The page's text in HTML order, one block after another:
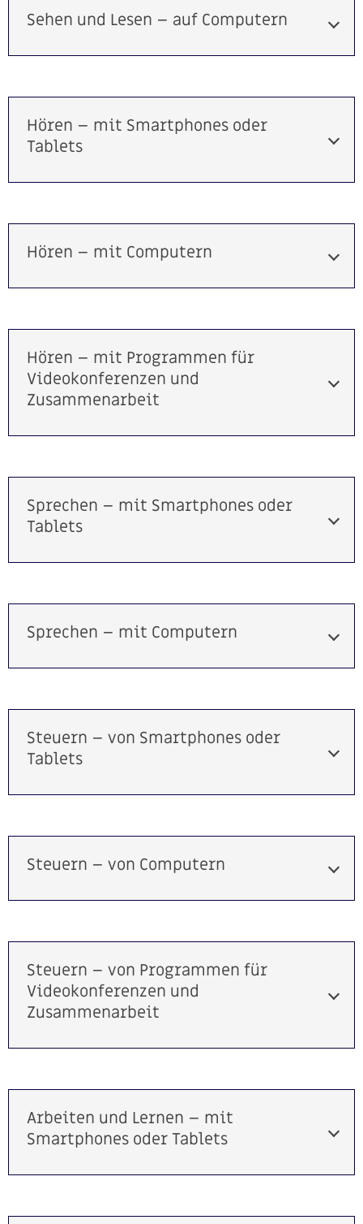
Sehen und Lesen – auf Computern
Hören – mit Smartphones oder
Tablets
Hören – mit Computern
Hören – mit Programmen für
Videokonferenzen und
Zusammenarbeit
Sprechen – mit Smartphones oder
Tablets
Sprechen – mit Computern
Steuern – von Smartphones oder
Tablets
Steuern – von Computern
Steuern – von Programmen für
Videokonferenzen und
Zusammenarbeit
Arbeiten und Lernen – mit
Smartphones oder Tablets